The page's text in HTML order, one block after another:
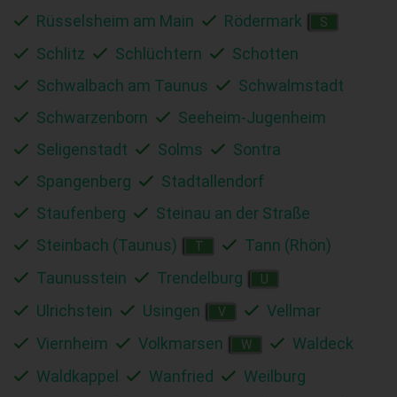
Rüsselsheim am Main
Rödermark S
Schlitz Schlüchtern
Schotten
Schwalbach am Taunus
Schwalmstadt
Schwarzenborn
Seeheim-Jugenheim
Seligenstadt
Solms
Sontra
Spangenberg
Stadtallendorf
Staufenberg
Steinau an der Straße
Steinbach (Taunus)
T
Tann (Rhön)
Taunusstein
Trendelburg U
Ulrichstein Usingen V
Vellmar
Viernheim
Volkmarsen W
Waldeck
Waldkappel
Wanfried
Weilburg